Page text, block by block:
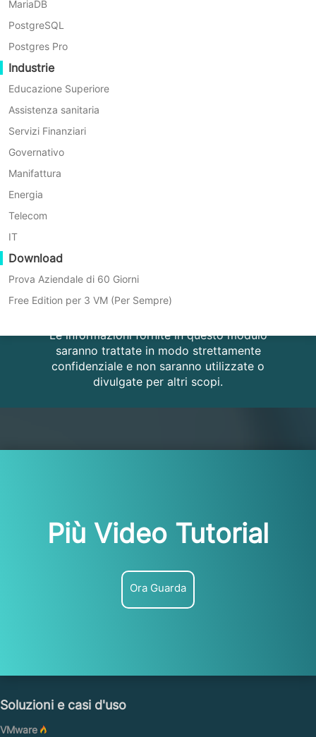
MariaDB
PostgreSQL
Postgres Pro
Industrie
Educazione Superiore
Assistenza sanitaria
Servizi Finanziari
Governativo
Manifattura
Energia
Telecom
IT
Download
Prova Aziendale di 60 Giorni
Free Edition per 3 VM (Per Sempre)
Richiedi una demo
Le informazioni fornite in questo modulo
saranno trattate in modo strettamente
confidenziale e non saranno utilizzate o
divulgate per altri scopi.
Più Video Tutorial
Ora Guarda
Soluzioni e casi d'uso
VMware